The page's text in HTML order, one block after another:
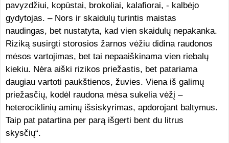
pavyzdžiui, kopūstai, brokoliai, kalafiorai, - kalbėjo
gydytojas. – Nors ir skaidulų turintis maistas
naudingas, bet nustatyta, kad vien skaidulų nepakanka.
Riziką susirgti storosios žarnos vėžiu didina raudonos
mėsos vartojimas, bet tai nepaaiškinama vien riebalų
kiekiu. Nėra aiški rizikos priežastis, bet patariama
daugiau vartoti paukštienos, žuvies. Viena iš galimų
priežasčių, kodėl raudona mėsa sukelia vėžį –
heterociklinių aminų išsiskyrimas, apdorojant baltymus.
Taip pat patartina per parą išgerti bent du litrus
skysčių“.